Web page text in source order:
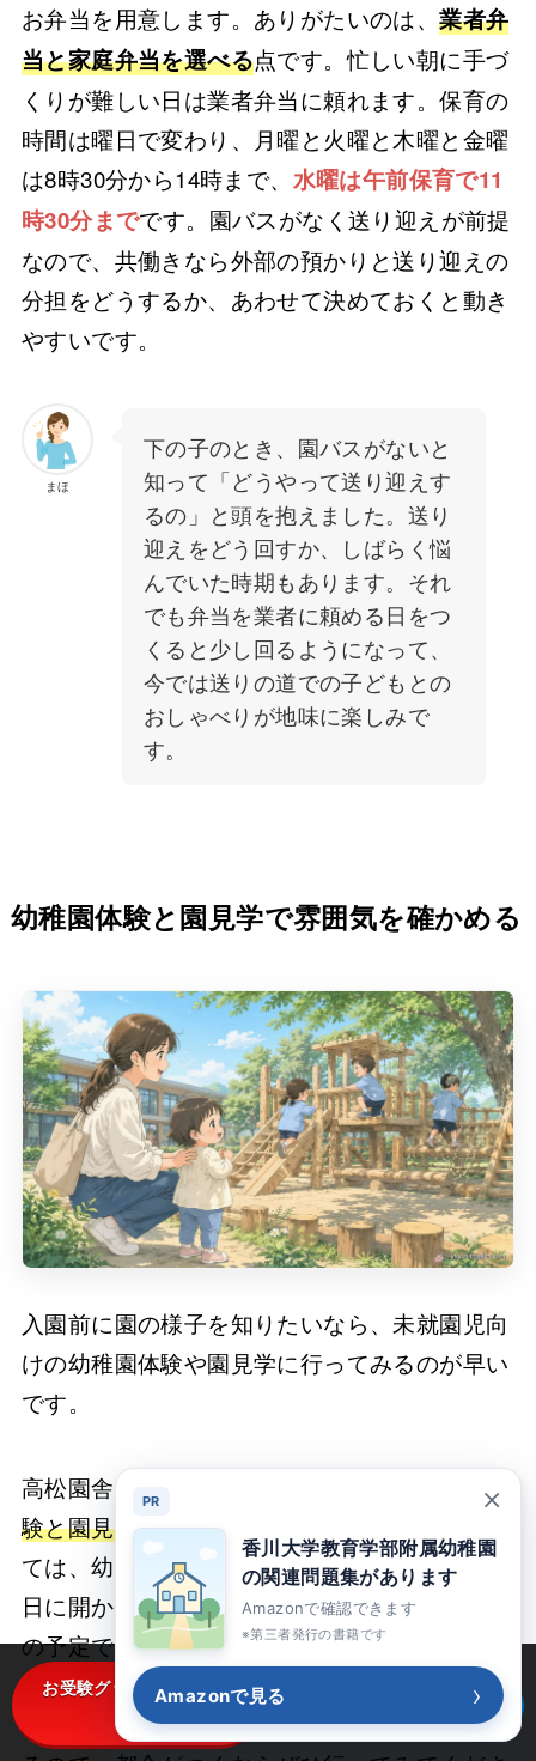
お弁当を用意します。ありがたいのは、業者弁
当と家庭弁当を選べる点です。忙しい朝に手づ
くりが難しい日は業者弁当に頼れます。保育の
時間は曜日で変わり、月曜と火曜と木曜と金曜
は8時30分から14時まで、 水曜は午前保育で11
時30分までです。園バスがなく送り迎えが前提
なので、共働きなら外部の預かりと送り迎えの
分担をどうするか、あわせて決めておくと動き
やすいです。
まほ
下の子のとき、園バスがないと
知って「どうやって送り迎えす
るの」と頭を抱えました。送り
迎えをどう回すか、しばらく悩
んでいた時期もあります。それ
でも弁当を業者に頼める日をつ
くると少し回るようになって、
今では送りの道での子どもとの
おしゃべりが地味に楽しみで
す。
幼稚園体験と園見学で雰囲気を確かめる
入園前に園の様子を知りたいなら、未就園児向
けの幼稚園体験や園見学に行ってみるのが早い
です。
高松園舎では、入園前の親子に向けた
幼稚園体
験と園見学を開いています。令和9年度に向け
ては、幼稚園体験が5月15日・6月2日・7月21
日に開かれます。園見学は9月2日から9月11日
の予定です。開催日は年度で変わり、本記事の
更新時点ですでに終了した回もあります。木の
遊具で遊ぶ子どもや先生の様子を実際に見られ
PR ×
香川大学教育学部附属幼稚園
の関連問題集があります
Amazonで確認できます
※第三者発行の書籍です
Amazonで見る ›
お受験グッズを楽天で見